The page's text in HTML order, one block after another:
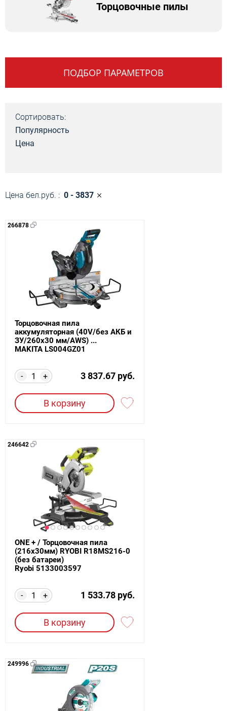
Торцовочные пилы
ПОДБОР ПАРАМЕТРОВ
Сортировать:
Популярность
Цена
Цена бел.руб. : 0 - 3837
266878
Торцовочная пила
аккумуляторная (40V/без АКБ и
ЗУ/260х30 мм/AWS) ...
MAKITA LS004GZ01
+
- 3 837.67 руб.
В корзину
246642
ONE + / Торцовочная пила
(216х30мм) RYOBI R18MS216-0
(без батареи)
Ryobi 5133003597
+
- 1 533.78 руб.
В корзину
249996